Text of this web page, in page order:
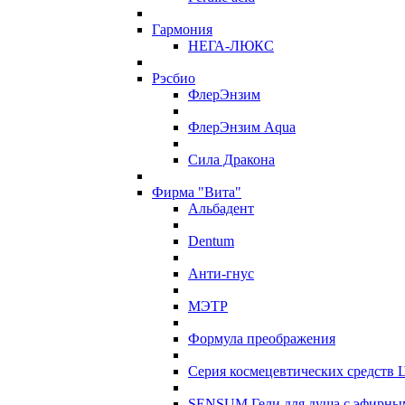
Гармония
НЕГА-ЛЮКС
Рэсбио
ФлерЭнзим
ФлерЭнзим Aqua
Сила Дракона
Фирма "Вита"
Альбадент
Dentum
Анти-гнус
МЭТР
Формула преображения
Серия космецевтических средств